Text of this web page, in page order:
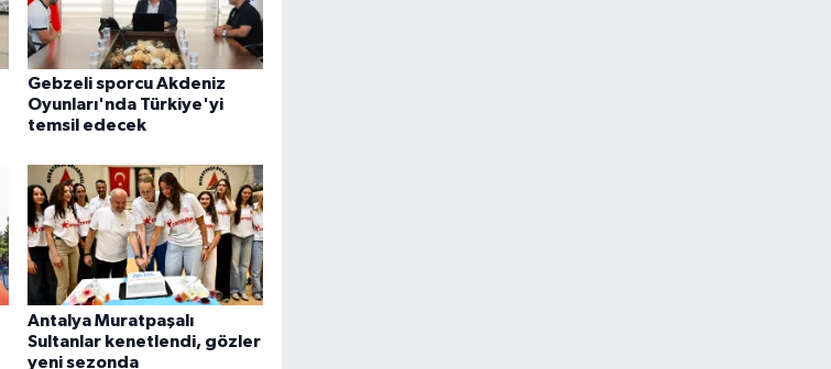
Gebzeli sporcu Akdeniz
Oyunları'nda Türkiye'yi
temsil edecek
Antalya Muratpaşalı
Sultanlar kenetlendi, gözler
yeni sezonda